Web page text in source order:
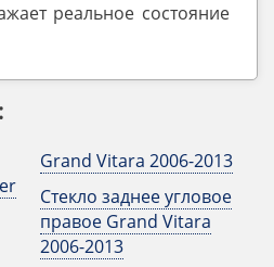
реальное состояние
Grand Vitara 2006-2013
Стекло заднее угловое
правое Grand Vitara
2006-2013